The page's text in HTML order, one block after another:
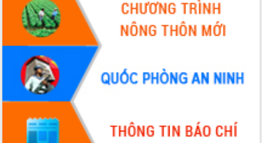
Xã Ea Kar bước chuyển mình trong
công tác cải cách hành chính mô hình
UBND tỉnh họp báo định kỳ tháng 4
năm 2026
Hội thảo khoa học “Giải pháp thúc đẩy
phát triển nền kinh tế xanh tại tỉnh
Đắk Lắk”
Tăng cường giám sát, đôn đốc thực
hiện nhiệm vụ quản lý tài sản công
hàng tuần